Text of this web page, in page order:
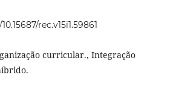
rec.v15i1.59861
curricular., Integração